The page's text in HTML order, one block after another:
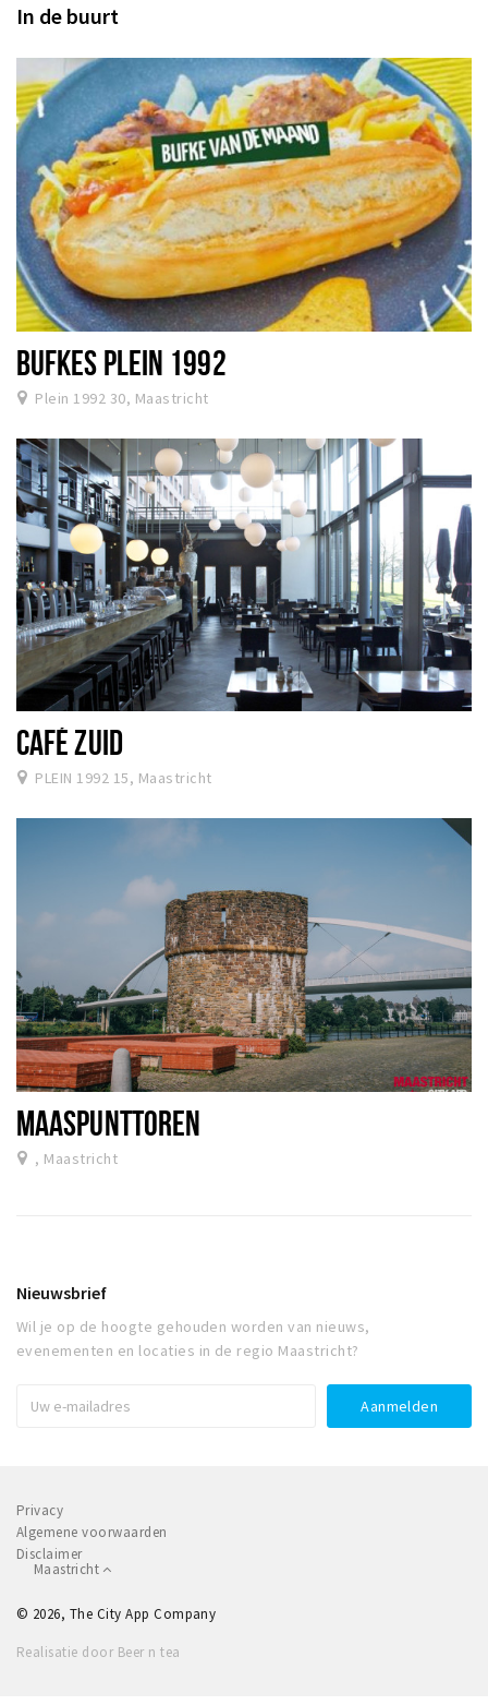
In de buurt
BUFKES PLEIN 1992
Plein 1992 30, Maastricht
CAFÉ ZUID
PLEIN 1992 15, Maastricht
MAASPUNTTOREN
, Maastricht
Nieuwsbrief
Wil je op de hoogte gehouden worden van nieuws,
evenementen en locaties in de regio Maastricht?
Privacy
Algemene voorwaarden
Disclaimer
Maastricht
© 2026, The City App Company
Realisatie door Beer n tea